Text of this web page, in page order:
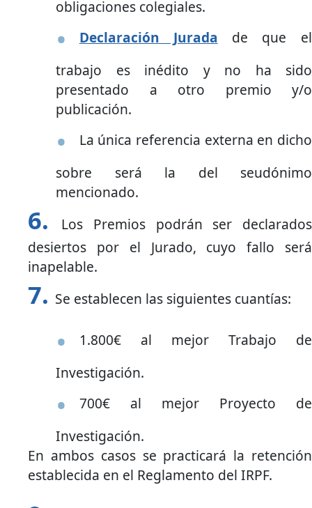
obligaciones colegiales.
Declaración Jurada de que el
trabajo es inédito y no ha sido
presentado a otro premio y/o
publicación.
La única referencia externa en dicho
sobre será la del seudónimo
mencionado.
Los Premios podrán ser declarados
desiertos por el Jurado, cuyo fallo será
inapelable.
Se establecen las siguientes cuantías:
1.800€ al mejor Trabajo de
Investigación.
700€ al mejor Proyecto de
Investigación.
En ambos casos se practicará la retención
establecida en el Reglamento del IRPF.